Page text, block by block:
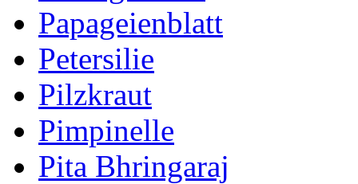
Papageienblatt
Petersilie
Pilzkraut
Pimpinelle
Pita Bhringaraj